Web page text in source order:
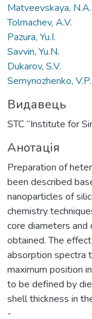
Matveevskaya, N.A.
Tolmachev, A.V.
Pazura, Yu.I.
Savvin, Yu.N.
Dukarov, S.V.
Semynozhenko, V.P.
Видавець
STC “Institute for
Анотація
Preparation of
been described
nanoparticles of
chemistry
core diameters
obtained. The
absorption spectra
maximum position
to be defined by
shell thickness in
-